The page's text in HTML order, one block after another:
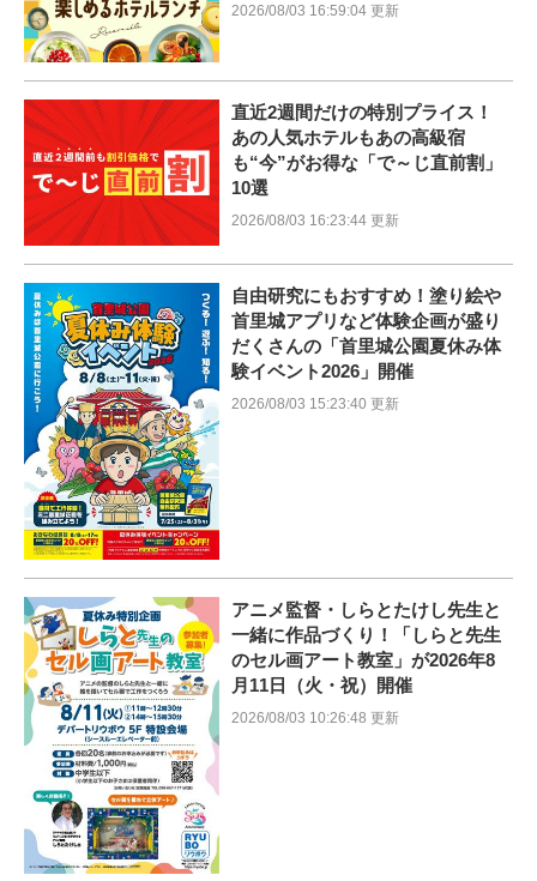
2026/08/03 16:59:04 更新
直近2週間だけの特別プライス！
あの人気ホテルもあの高級宿
も“今”がお得な「で～じ直前割」
10選
2026/08/03 16:23:44 更新
自由研究にもおすすめ！塗り絵や
首里城アプリなど体験企画が盛り
だくさんの「首里城公園夏休み体
験イベント2026」開催
2026/08/03 15:23:40 更新
アニメ監督・しらとたけし先生と
一緒に作品づくり！「しらと先生
のセル画アート教室」が2026年8
月11日（火・祝）開催
2026/08/03 10:26:48 更新